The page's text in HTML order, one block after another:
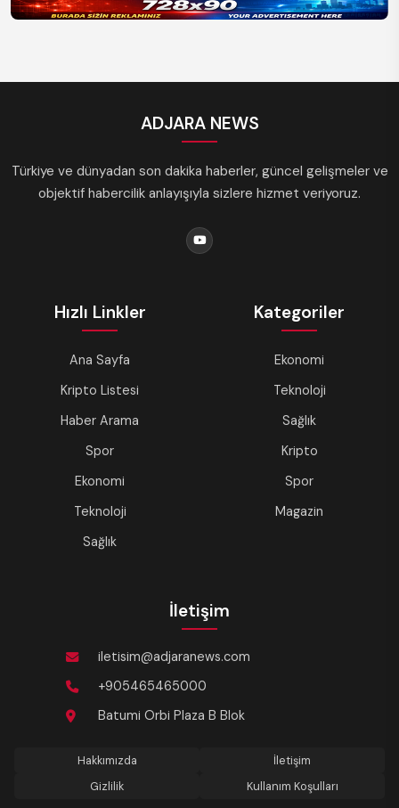
ADJARA NEWS
Türkiye ve dünyadan son dakika haberler, güncel gelişmeler ve
objektif habercilik anlayışıyla sizlere hizmet veriyoruz.
Hızlı Linkler
Ana Sayfa
Kripto Listesi
Haber Arama
Spor
Ekonomi
Teknoloji
Sağlık
Kategoriler
Ekonomi
Teknoloji
Sağlık
Kripto
Spor
Magazin
İletişim
iletisim@adjaranews.com
+905465465000
Batumi Orbi Plaza B Blok
Hakkımızda
İletişim
Gizlilik
Kullanım Koşulları